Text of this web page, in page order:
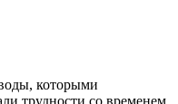
которыми